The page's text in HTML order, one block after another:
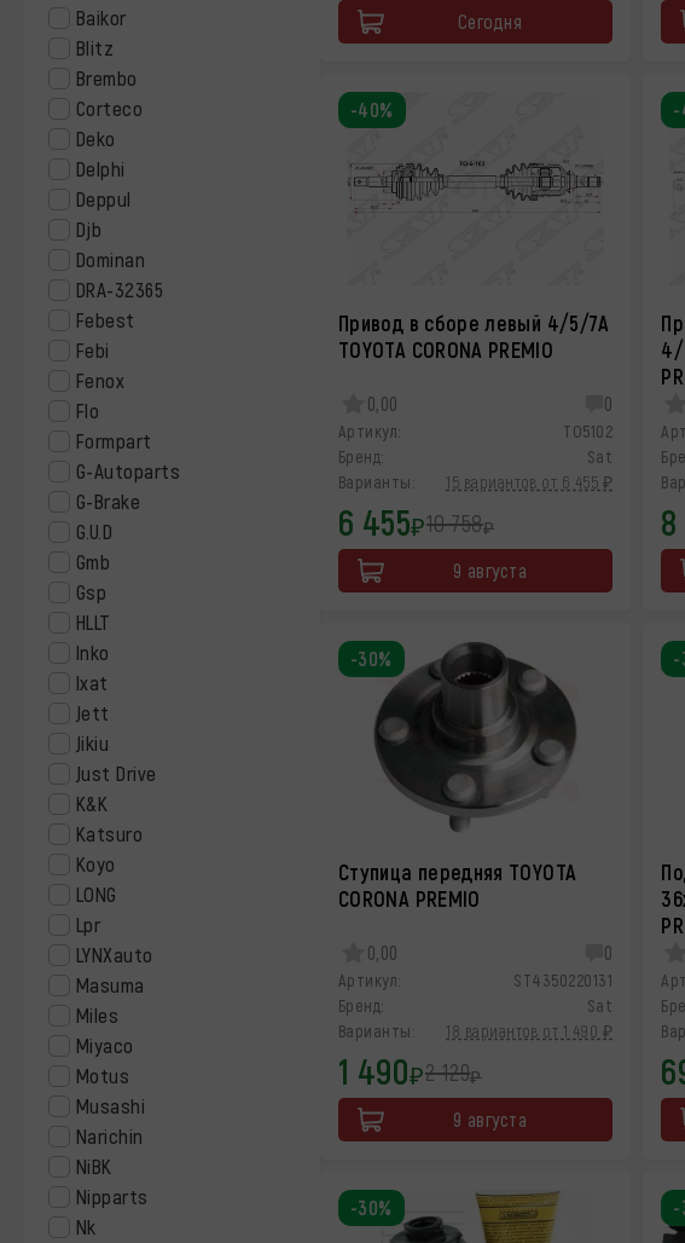
Baikor
Blitz
Brembo
Corteco
Deko
Delphi
Deppul
Djb
Dominan
DRA-32365
Febest
Febi
Fenox
Flo
Formpart
G-Autoparts
G-Brake
G.U.D
Gmb
Gsp
HLLT
Inko
Ixat
Jett
Jikiu
Just Drive
K&K
Katsuro
Koyo
LONG
Lpr
LYNXauto
Masuma
Miles
Miyaco
Motus
Musashi
Narichin
NiBK
Nipparts
Nk
Сегодня
Привод в сборе левый 4/5/7A
TOYOTA CORONA PREMIO
0,00 0
Артикул:
TO5102
Бренд:
Sat
Варианты:
15 вариантов от 6 455 ₽
6 455₽10 758₽
9 августа
-40%
4/
8
-
Ступица передняя TOYOTA
CORONA PREMIO
0,00 0
Артикул:
ST4350220131
Бренд:
Sat
Варианты:
18 вариантов от 1 490 ₽
1 490₽2 129₽
9 августа
-30% -
-30% -